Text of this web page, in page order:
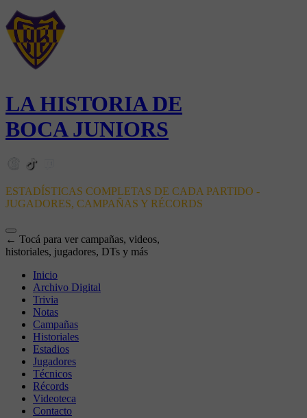
LA HISTORIA DE
BOCA JUNIORS
ESTADÍSTICAS COMPLETAS DE CADA PARTIDO -
JUGADORES, CAMPAÑAS Y RÉCORDS
← Tocá para ver campañas, videos,
historiales, jugadores, DTs y más
Inicio
Archivo Digital
Trivia
Notas
Campañas
Historiales
Estadios
Jugadores
Técnicos
Récords
Videoteca
Contacto